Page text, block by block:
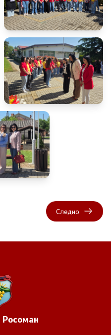
Следно
Росоман